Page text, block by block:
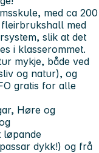
med ca 200
med
slik at det
i klasserommet.
mykje, både ved
og natur), og
gratis for alle
Høre og
løpande
dykk!) og frå